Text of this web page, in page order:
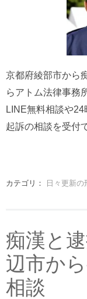
京都府綾部市から
らアトム法律事務
LINE無料相談や
起訴の相談を受付
カテゴリ： 日々更新の
痴漢と
辺市か
相談